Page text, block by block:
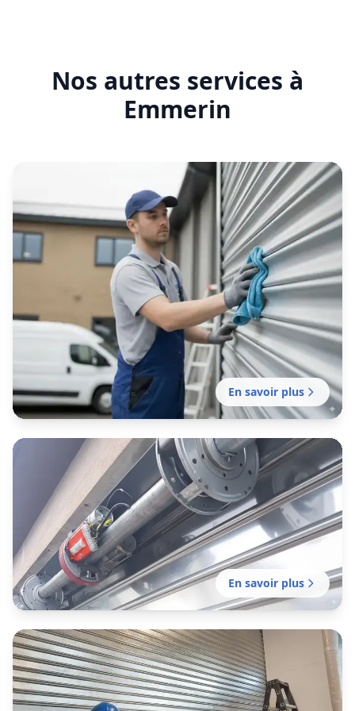
Entretien rideau métallique
Emmerin
métalliques. Mission sans délai.
Motorisation rideau métallique
Emmerin
Motorisation sans délai de votre rideau manuel
existant pour plus de confort et de sécurité.
En savoir plus
Installation rideau métallique
Emmerin
Installation professionnelle de fermeture en
métal pour commerce, entrepôt ou local
professionnel. Mission sans délai.
En savoir plus